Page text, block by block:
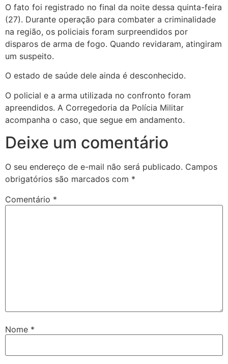
O fato foi registrado no final da noite dessa quinta-feira
(27). Durante operação para combater a criminalidade
na região, os policiais foram surpreendidos por
disparos de arma de fogo. Quando revidaram, atingiram
um suspeito.
O estado de saúde dele ainda é desconhecido.
O policial e a arma utilizada no confronto foram
apreendidos. A Corregedoria da Polícia Militar
acompanha o caso, que segue em andamento.
Deixe um comentário
O seu endereço de e-mail não será publicado. Campos
obrigatórios são marcados com *
Comentário *
Nome *